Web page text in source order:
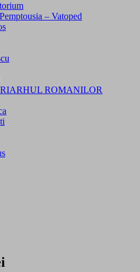
– Vatoped
ROMANILOR